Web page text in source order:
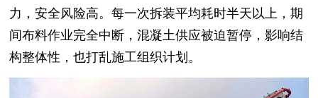
力，安全风险高。每一次拆装平均耗时半天以上，期
间布料作业完全中断，混凝土供应被迫暂停，影响结
构整体性，也打乱施工组织计划。